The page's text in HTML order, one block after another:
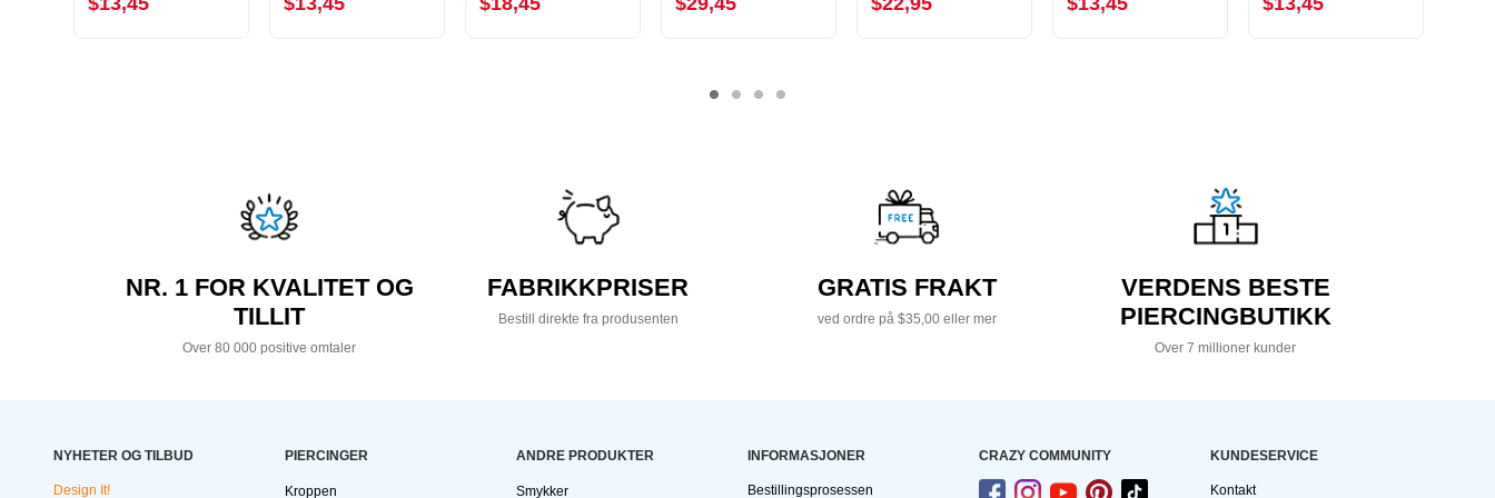
NR. 1 FOR KVALITET OG
TILLIT
Over 80 000 positive omtaler
FABRIKKPRISER
Bestill direkte fra produsenten
GRATIS FRAKT
ved ordre på $35,00 eller mer
VERDENS BESTE
PIERCINGBUTIKK
Over 7 millioner kunder
NYHETER OG TILBUD
Design It!
PIERCINGER
Kroppen
ANDRE PRODUKTER
Smykker
INFORMASJONER
Bestillingsprosessen
CRAZY COMMUNITY KUNDESERVICE
Kontakt